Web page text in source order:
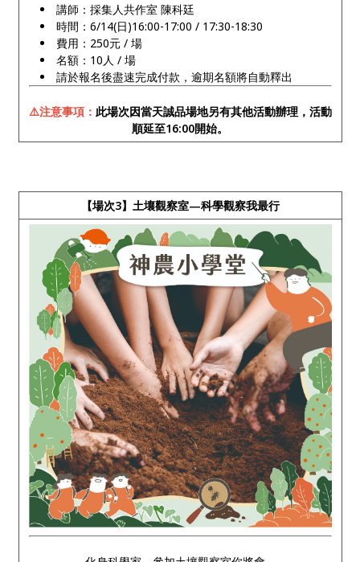
講師：採集人共作室 陳科廷
時間：6/14(日)16:00-17:00 / 17:30-18:30
費用：250元 / 場
名額：10人 / 場
請於報名後盡速完成付款，逾期名額將自動釋出
⚠️注意事項： 此場次因當天誠品場地另有其他活動辦理，活動
順延至16:00開始。
【場次3】土壤觀察室—科學觀察我最行